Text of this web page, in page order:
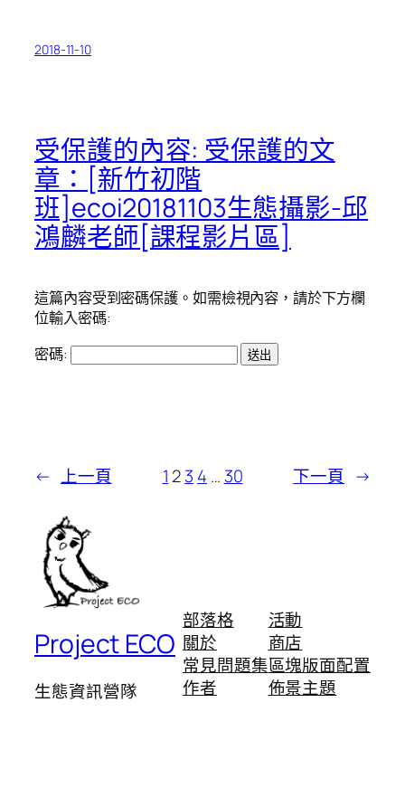
2018-11-10
受保護的內容: 受保護的文
章：[新竹初階
班]ecoi20181103生態攝影-邱
鴻麟老師[課程影片區]
這篇內容受到密碼保護。如需檢視內容，請於下方欄
位輸入密碼:
密碼:
← 上一頁 1 23 4 … 30 下一頁 →
Project ECO
生態資訊營隊
部落格
關於
常見問題集
作者
活動
商店
區塊版面配置
佈景主題